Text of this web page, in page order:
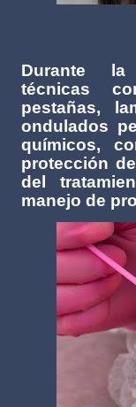
Durante la
técnicas
pestañas,
ondulados
químicos,
protección
del
manejo de